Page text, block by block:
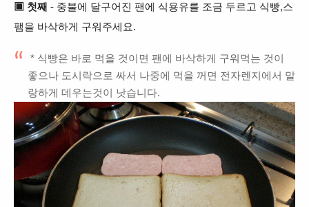
▣ 첫째 - 중불에 달구어진 팬에 식용유를 조금 두르고 식빵,스
팸을 바삭하게 구워주세요.
* 식빵은 바로 먹을 것이면 팬에 바삭하게 구워먹는 것이
좋으나 도시락으로 싸서 나중에 먹을 꺼면 전자렌지에서 말
랑하게 데우는것이 낫습니다.